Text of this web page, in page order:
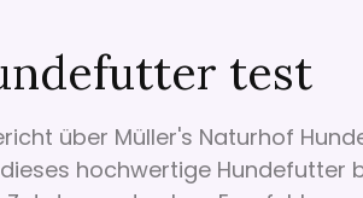
test
über Müller's Naturhof
hochwertige Hundefutter